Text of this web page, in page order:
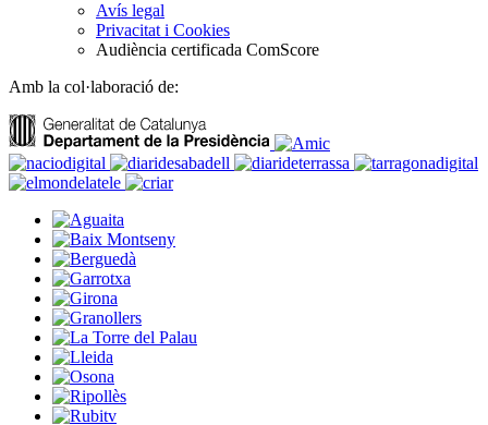
Avís legal
Privacitat i Cookies
Audiència certificada ComScore
Amb la col·laboració de: